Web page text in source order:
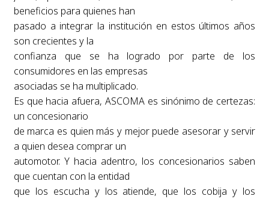
beneficios para quienes han
pasado a integrar la institución en estos últimos años
son crecientes y la
confianza que se ha logrado por parte de los
consumidores en las empresas
asociadas se ha multiplicado.
Es que hacia afuera, ASCOMA es sinónimo de certezas:
un concesionario
de marca es quien más y mejor puede asesorar y servir
a quien desea comprar un
automotor. Y hacia adentro, los concesionarios saben
que cuentan con la entidad
que los escucha y los atiende, que los cobija y los